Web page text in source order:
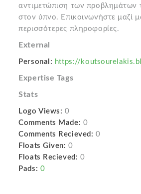
αντιμετώπιση των προβλημάτων
στον ύπνο. Επικοινωνήστε μαζί
περισσότερες πληροφορίες.
External
Personal: https://
Expertise Tags
Stats
Logo Views: 0
Comments Made: 0
Comments Recieved: 0
Floats Given: 0
Floats Recieved: 0
Pads: 0